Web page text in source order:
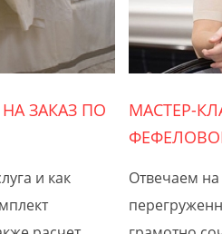
ЗАКАЗ ПО
и как
МАСТЕР-
Отвечаем